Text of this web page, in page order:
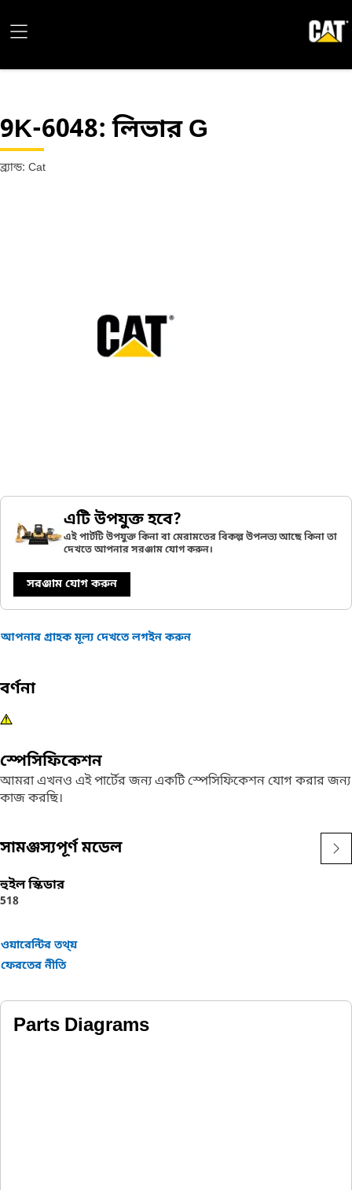
9K-6048: লিভার G
ব্র্যান্ড: Cat
এটি উপযুক্ত হবে?
এই পার্টটি উপযুক্ত কিনা বা মেরামতের বিকল্প উপলভ্য আছে কিনা তা
দেখতে আপনার সরঞ্জাম যোগ করুন।
সরঞ্জাম যোগ করুন
আপনার গ্রাহক মূল্য দেখতে লগইন করুন
বর্ণনা
স্পেসিফিকেশন
আমরা এখনও এই পার্টের জন্য একটি স্পেসিফিকেশন যোগ করার জন্য
কাজ করছি।
সামঞ্জস্যপূর্ণ মডেল
হুইল স্কিডার
518
ওয়ারেন্টির তথ্য়
ফেরতের নীতি
Parts Diagrams